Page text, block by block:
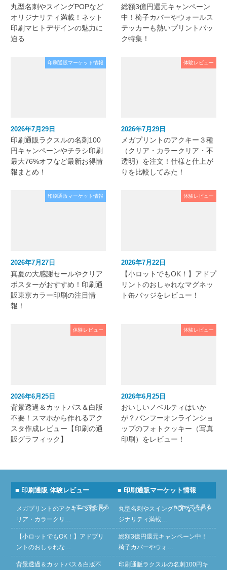
丸型名刺やスイングPOPなど
オリジナリティ満載！ネット
印刷マヒトデザインの魅力に
迫る
総額3億円還元キャンペーン
中！椅子カバーやウォールス
テッカーも熱いプリントパッ
ク特集！
印刷通販マーケット情報
2026年7月29日
印刷通販ラクスルの名刺100
円キャンペーンやチラシ印刷
最大76%オフなど最新お得情
報まとめ！
体験レビュー
2026年7月29日
メガプリントのアクキー３種
（クリア・カラークリア・不
透明）を注文！仕様と仕上が
りを比較してみた！
印刷通販マーケット情報
2026年7月27日
真夏の大感謝セールやクリア
ポスターがおすすめ！印刷通
販東京カラー印刷の注目情
報！
体験レビュー
2026年7月22日
【小ロットでもOK！】アドプ
リントのおしゃれなマグネッ
ト缶バッジをレビュー！
体験レビュー
2026年6月25日
背景透過＆カットパス＆白版
不要！スマホから作れるアク
スタ作成レビュー【印刷の通
販グラフィック】
体験レビュー
2026年6月25日
おいしいノベルティはいか
が？バンフーオンラインショ
ップのフォトクッキー（写真
印刷）をレビュー！
■ 印刷通販 体験レビュー
» すべてを見る
メガプリントのアクキー３種（ク
リア・カラークリ…
【小ロットでもOK！】アドプリ
ントのおしゃれな…
背景透過＆カットパス＆白版不
■ 印刷通販マーケット情報
» すべてを見る
丸型名刺やスイングPOPなどオリ
ジナリティ満載…
総額3億円還元キャンペーン中！
椅子カバーやウォ…
印刷通販ラクスルの名刺100円キ